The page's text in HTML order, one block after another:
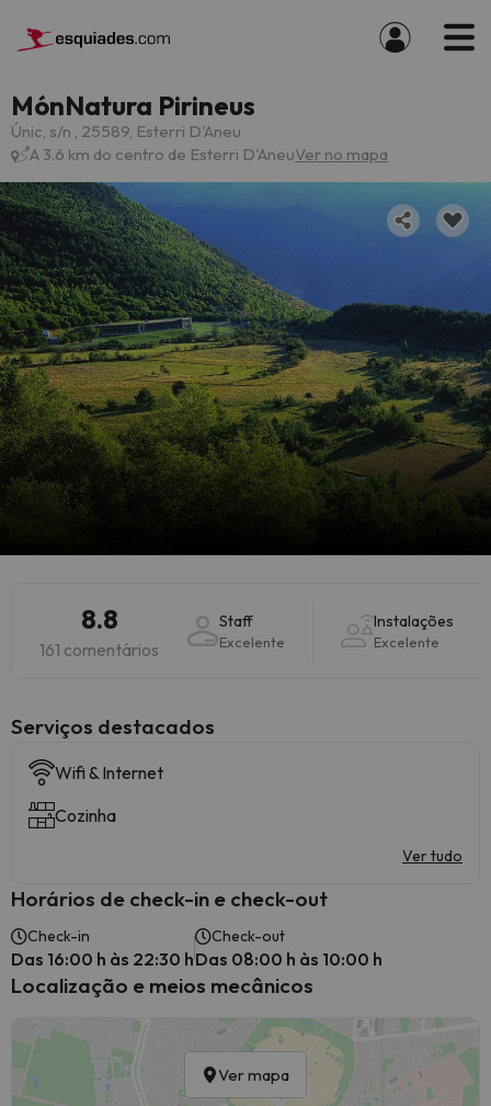
MónNatura Pirineus
Únic, s/n , 25589, Esterri D'Aneu
A 3.6 km do centro de Esterri D'AneuVer no mapa
8.8
161 comentários
Staff
Excelente
Instalações
Excelente
Serviços destacados
Wifi & Internet
Cozinha
Ver tudo
Horários de check-in e check-out
Check-in
Das 16:00 h às 22:30 h
Check-out
Das 08:00 h às 10:00 h
Localização e meios mecânicos
Ver mapa